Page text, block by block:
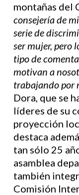
montañas del
consejería de
serie de
ser mujer, pero
tipo de
motivan a
trabajando por
Dora, que se
líderes de su
proyección
destaca
tan sólo 25
asamblea
también
Comisión